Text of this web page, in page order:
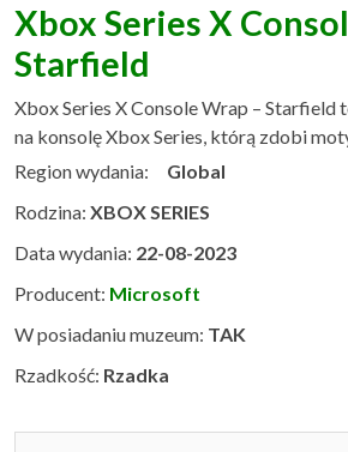
Xbox Series X
Starfield
Xbox Series X Console Wrap – Starfield
na konsolę Xbox Series, którą zdobi
Region wydania:
Global
Rodzina: XBOX SERIES
Data wydania: 22-08-2023
Producent: Microsoft
W posiadaniu muzeum: TAK
Rzadkość: Rzadka